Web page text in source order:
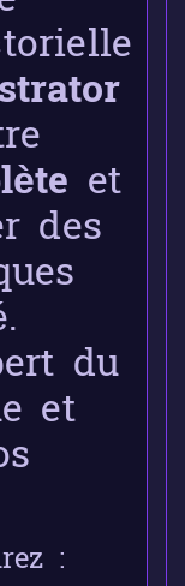
et
des
du
et
: